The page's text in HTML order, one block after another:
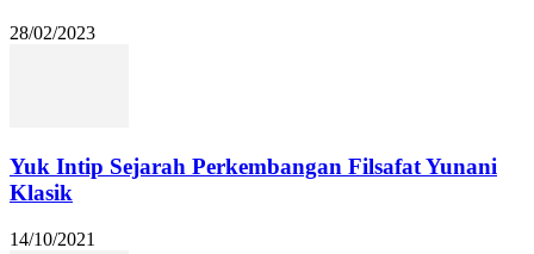
28/02/2023
Yuk Intip Sejarah Perkembangan Filsafat Yunani
Klasik
14/10/2021